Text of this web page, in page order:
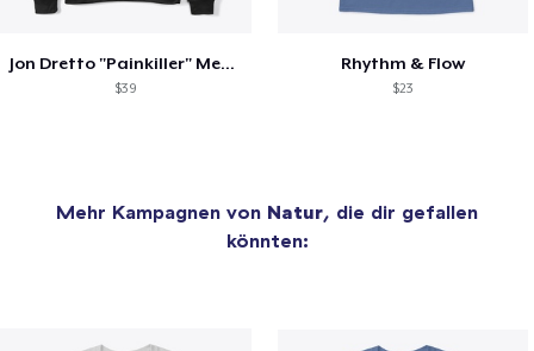
Jon Dretto "Painkiller" Merch Collection
$39
Rhythm & Flow
$23
Mehr Kampagnen von Natur, die dir gefallen
könnten: